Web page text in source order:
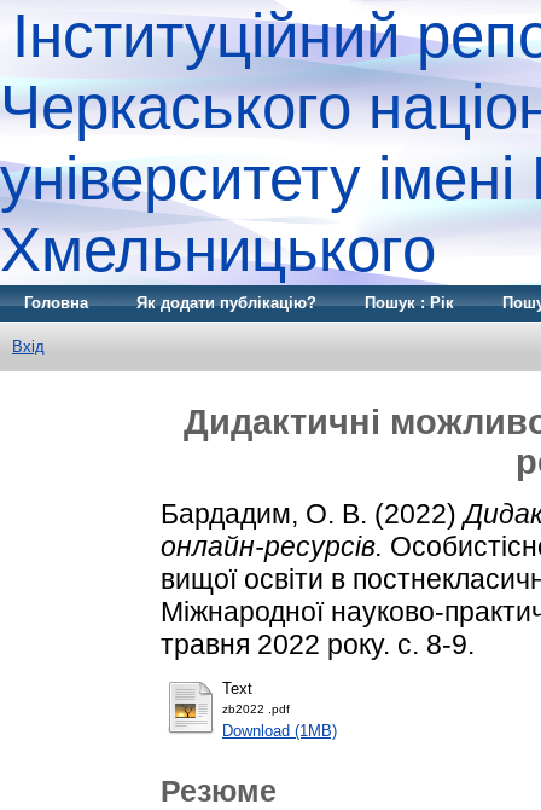
Інституційний
Черкаського
університету
Хмельницького
Головна Як додати публікацію? Пошук : Рік
Вхід
Дидактичні
Бардадим, О. В. (2022)
онлайн-ресурсів.
вищої освіти в
Міжнародної науково-
травня 2022 року. с. 8-9.
Text
zb2022 .pdf
Download (1MB)
Резюме